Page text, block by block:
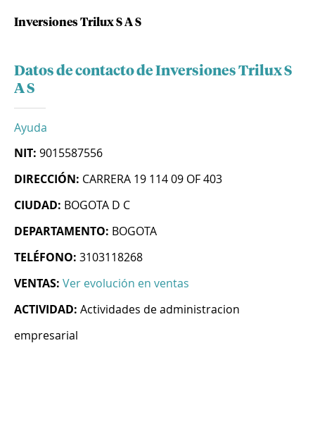
Inversiones Trilux S A S
Datos de contacto de Inversiones Trilux S
A S
Ayuda
NIT: 9015587556
DIRECCIÓN: CARRERA 19 114 09 OF 403
CIUDAD: BOGOTA D C
DEPARTAMENTO: BOGOTA
TELÉFONO: 3103118268
VENTAS: Ver evolución en ventas
ACTIVIDAD: Actividades de administracion
empresarial